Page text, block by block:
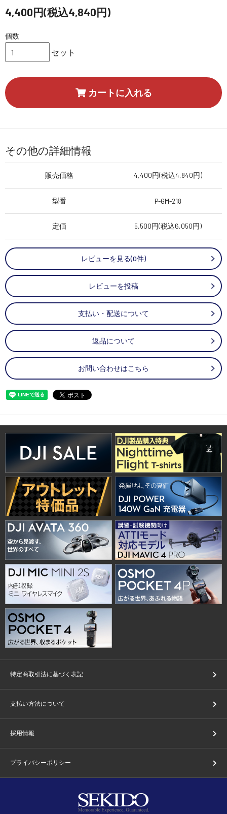
4,400円(税込4,840円)
個数
セット
カートに入れる
その他の詳細情報
販売価格 4,400円(税込4,840円)
型番 P-GM-218
定価 5,500円(税込6,050円)
レビューを見る(0件)
レビューを投稿
支払い・配送について
返品について
お問い合わせはこちら
特定商取引法に基づく表記
支払い方法について
採用情報
プライバシーポリシー